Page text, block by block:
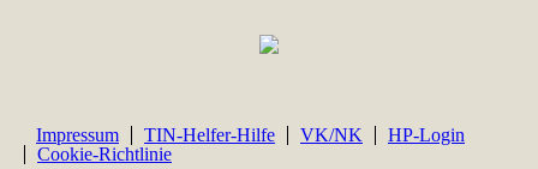
Impressum TIN-Helfer-Hilfe VK/NK
HP-Login
Cookie-Richtlinie